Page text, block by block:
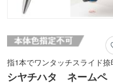
指1本でワンタッチスライド捺
シヤチハタ ネームペ